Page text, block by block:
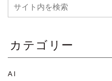
カテゴリー
AI